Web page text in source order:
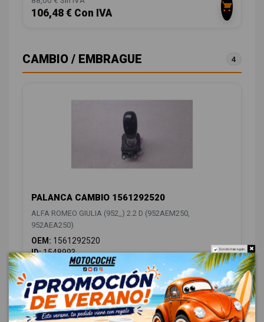
106,48 € Con IVA
CAMBIO / EMBRAGUE 4
PALANCA CAMBIO 1561292520
ALFA ROMEO GIULIA (952_) 2.2 D (952AEM250,
952AEA250)
OEM: 1561292520
ID:1548993
88,00 € Sin IVA
106,48 € Con IVA
Do not show again.